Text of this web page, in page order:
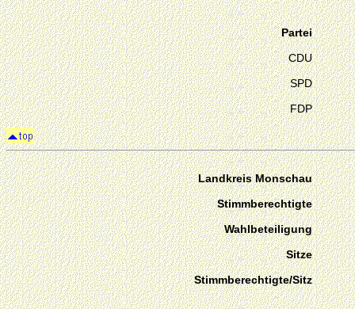
Partei
CDU
SPD
FDP
Landkreis Monschau
Stimmberechtigte
Wahlbeteiligung
Sitze
Stimmberechtigte/Sitz